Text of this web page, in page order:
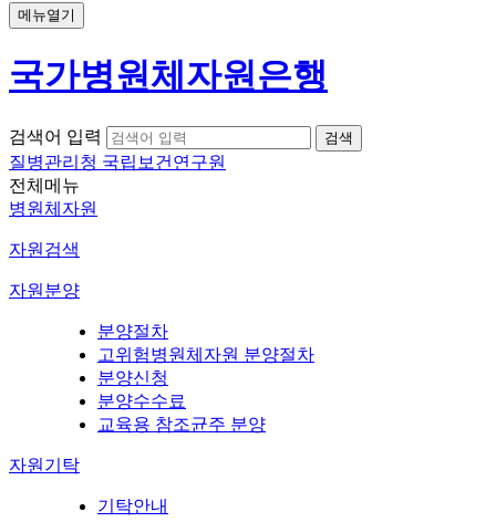
메뉴열기
국가병원체자원은행
검색어 입력
질병관리청 국립보건연구원
전체메뉴
병원체자원
자원검색
자원분양
분양절차
고위험병원체자원 분양절차
분양신청
분양수수료
교육용 참조균주 분양
자원기탁
기탁안내